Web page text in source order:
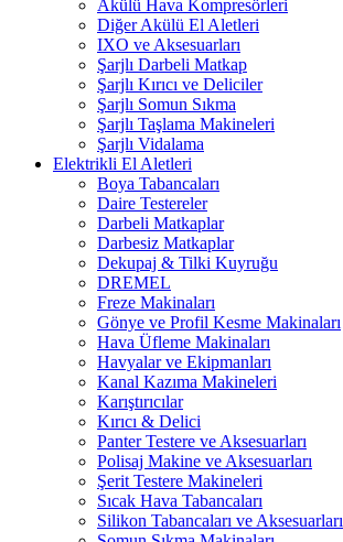
Akülü Hava Kompresörleri
Diğer Akülü El Aletleri
IXO ve Aksesuarları
Şarjlı Darbeli Matkap
Şarjlı Kırıcı ve Deliciler
Şarjlı Somun Sıkma
Şarjlı Taşlama Makineleri
Şarjlı Vidalama
Elektrikli El Aletleri
Boya Tabancaları
Daire Testereler
Darbeli Matkaplar
Darbesiz Matkaplar
Dekupaj & Tilki Kuyruğu
DREMEL
Freze Makinaları
Gönye ve Profil Kesme Makinaları
Hava Üfleme Makinaları
Havyalar ve Ekipmanları
Kanal Kazıma Makineleri
Karıştırıcılar
Kırıcı & Delici
Panter Testere ve Aksesuarları
Polisaj Makine ve Aksesuarları
Şerit Testere Makineleri
Sıcak Hava Tabancaları
Silikon Tabancaları ve Aksesuarları